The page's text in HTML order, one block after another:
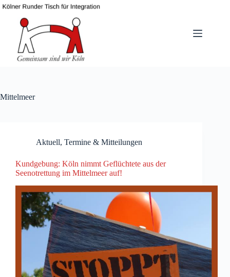
Zum
springen
Mittelmeer
Aktuell, Termine & Mitteilungen
Kundgebung: Köln nimmt Geflüchtete aus der
Seenotrettung im Mittelmeer auf!